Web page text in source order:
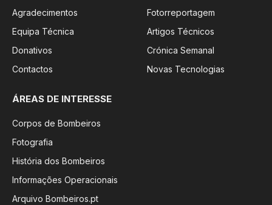
Agradecimentos
Equipa Técnica
Donativos
Contactos
Fotorreportagem
Artigos Técnicos
Crónica Semanal
Novas Tecnologias
ÁREAS DE INTERESSE
Corpos de Bombeiros
Fotografia
História dos Bombeiros
Informações Operacionais
Arquivo Bombeiros.pt